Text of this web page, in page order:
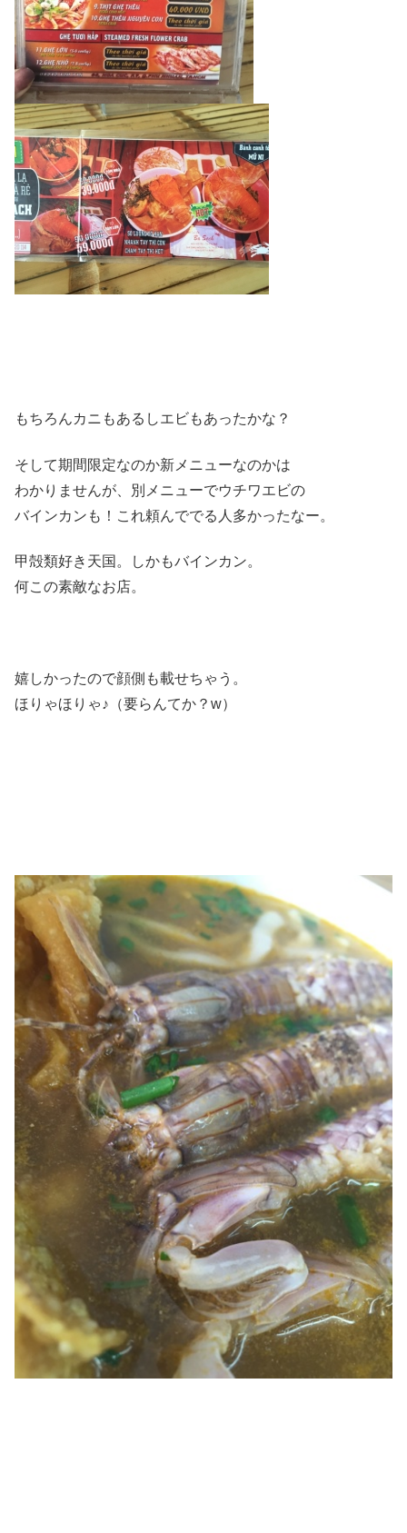
もちろんカニもあるしエビもあったかな？
そして期間限定なのか新メニューなのかは
わかりませんが、別メニューでウチワエビの
バインカンも！これ頼んででる人多かったなー。
甲殻類好き天国。しかもバインカン。
何この素敵なお店。
嬉しかったので顔側も載せちゃう。
ほりゃほりゃ♪（要らんてか？w）